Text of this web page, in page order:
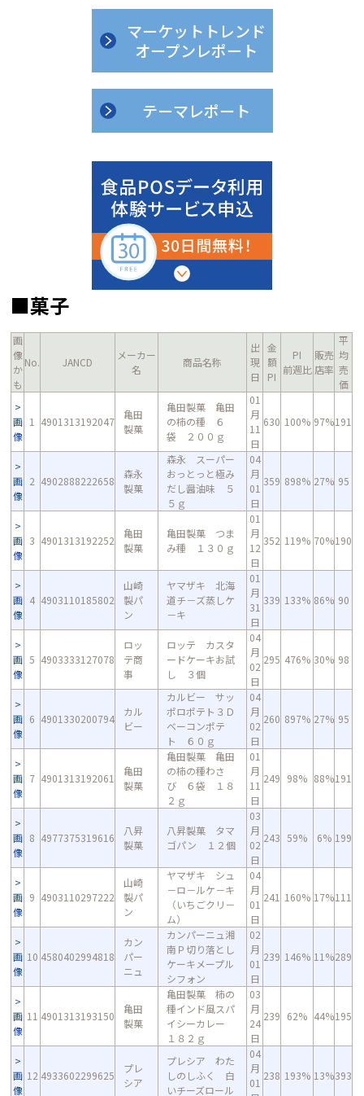
マーケットトレンド
オープンレポート
テーマレポート
■菓子
画
像
か
も
No. JANCD
メーカー
名
商品名称
出
現
日
金
額
PI
PI
前週比
販売
店率
平
均
売
価
画
像
1 4901313192047
亀田
製菓
亀田製菓 亀田
の柿の種 ６
袋 ２００ｇ
01
月
11
日
630 100% 97%191
画
像
2 4902888222658
森永
製菓
森永 スーパー
おっとっと極み
だし醤油味 ５
５ｇ
04
月
01
日
359 898% 27% 95
画
像
3 4901313192252
亀田
製菓
亀田製菓 つま
み種 １３０ｇ
01
月
12
日
352 119% 70%190
画
像
4 4903110185802
山崎
製パ
ン
ヤマザキ 北海
道チ－ズ蒸しケ
－キ
01
月
31
日
339 133% 86% 90
画
像
5 4903333127078
ロッ
テ商
事
ロッテ カスタ
ードケーキお試
し ３個
04
月
02
日
295 476% 30% 98
画
像
6 4901330200794
カル
ビー
カルビー サッ
ポロポテト３Ｄ
ベーコンポテ
ト ６０ｇ
04
月
02
日
260 897% 27% 95
画
像
7 4901313192061
亀田
製菓
亀田製菓 亀田
の柿の種わさ
び ６袋 １８
２ｇ
01
月
11
日
249 98% 88%191
画
像
8 4977375319616
八昇
製菓
八昇製菓 タマ
ゴパン １２個
03
月
02
日
243 59% 6% 199
画
像
9 4903110297222
山崎
製パ
ン
ヤマザキ シュ
－ロ－ルケ－キ
（いちごクリ－
ム）
04
月
01
日
241 160% 17%111
画
像
10 4580402994818
カン
パー
ニュ
カンパーニュ湘
南Ｐ切り落とし
ケーキメープル
シフォン
02
月
01
日
239 146% 11%289
画
像
11 4901313193150
亀田
製菓
亀田製菓 柿の
種インド風スパ
イシーカレー
１８２ｇ
03
月
24
日
239 62% 44%195
画
像
12 4933602299625
プレ
シア
プレシア わた
しのしふく 白
いチーズロール
04
月
01
238 193% 13%393